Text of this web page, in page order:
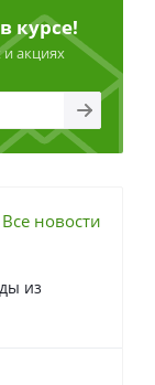
курсе!
и акциях
Все новости
из